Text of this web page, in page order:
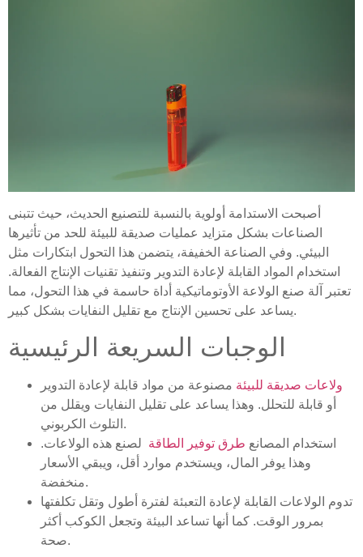
أصبحت الاستدامة أولوية بالنسبة للتصنيع الحديث، حيث تتبنى
الصناعات بشكل متزايد عمليات صديقة للبيئة للحد من تأثيرها
البيئي. وفي الصناعة الخفيفة، يتضمن هذا التحول ابتكارات مثل
استخدام المواد القابلة لإعادة التدوير وتنفيذ تقنيات الإنتاج الفعالة.
تعتبر آلة صنع الولاعة الأوتوماتيكية أداة حاسمة في هذا التحول، مما
يساعد على تحسين الإنتاج مع تقليل النفايات بشكل كبير.
الوجبات السريعة الرئيسية
ولاعات صديقة للبيئة مصنوعة من مواد قابلة لإعادة التدوير
أو قابلة للتحلل. وهذا يساعد على تقليل النفايات ويقلل من
التلوث الكربوني.
استخدام المصانع طرق توفير الطاقة لصنع هذه الولاعات.
وهذا يوفر المال، ويستخدم موارد أقل، ويبقي الأسعار
منخفضة.
تدوم الولاعات القابلة لإعادة التعبئة لفترة أطول وتقل تكلفتها
بمرور الوقت. كما أنها تساعد البيئة وتجعل الكوكب أكثر
صحة.